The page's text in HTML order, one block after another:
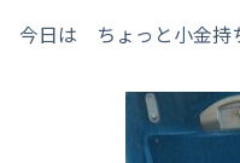
今日は ちょっと小金持